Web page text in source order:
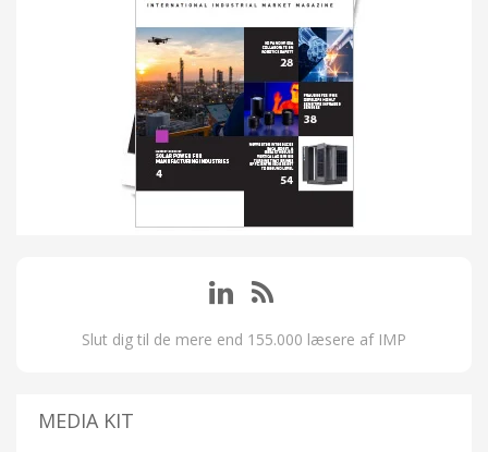
Slut dig til de mere end 155.000 læsere af IMP
MEDIA KIT